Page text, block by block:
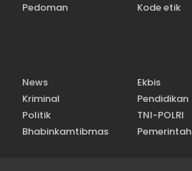
Pedoman
Kode etik
News
Ekbis
Kriminal
Pendidikan
Politik
TNI-POLRI
Bhabinkamtibmas Pemerintah